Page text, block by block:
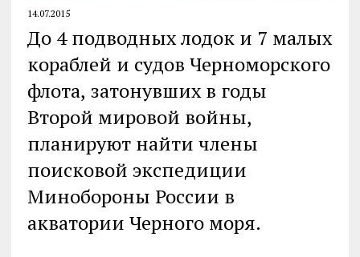
14.07.2015
До 4 подводных лодок и 7 малых
кораблей и судов Черноморского
флота, затонувших в годы
Второй мировой войны,
планируют найти члены
поисковой экспедиции
Минобороны России в
акватории Черного моря.